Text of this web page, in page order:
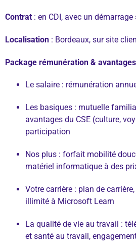
Contrat : en CDI, avec un
Localisation : Bordeaux, sur site
Package rémunération &
Le salaire : rémunération
Les basiques : mutuelle
avantages du CSE (culture,
participation
Nos plus : forfait mobilité
matériel informatique à des
Votre carrière : plan de
illimité à Microsoft Learn
La qualité de vie au travail :
et santé au travail,